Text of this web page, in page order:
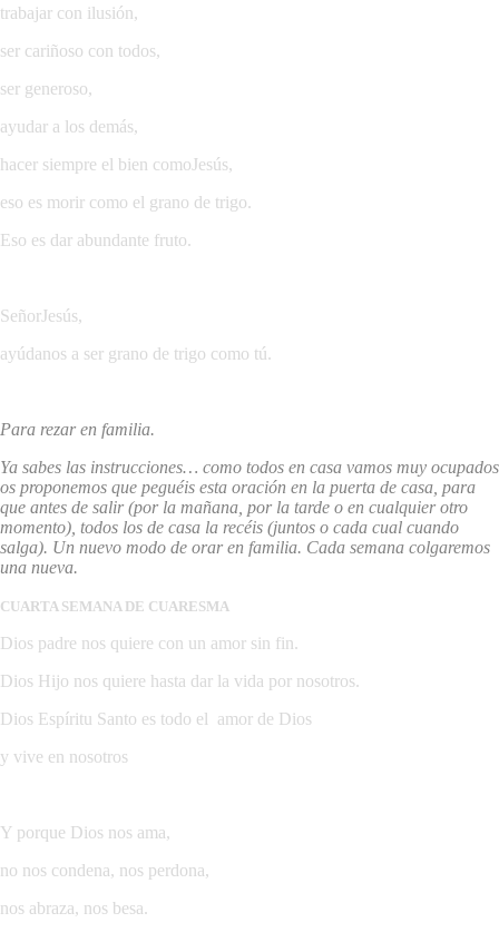
trabajar con ilusión,
ser cariñoso con todos,
ser generoso,
ayudar a los demás,
hacer siempre el bien comoJesús,
eso es morir como el grano de trigo.
Eso es dar abundante fruto.
SeñorJesús,
ayúdanos a ser grano de trigo como tú.
Para rezar en familia.
Ya sabes las instrucciones… como todos en casa vamos muy ocupados
os proponemos que peguéis esta oración en la puerta de casa, para
que antes de salir (por la mañana, por la tarde o en cualquier otro
momento), todos los de casa la recéis (juntos o cada cual cuando
salga). Un nuevo modo de orar en familia. Cada semana colgaremos
una nueva.
CUARTA SEMANA DE CUARESMA
Dios padre nos quiere con un amor sin fin.
Dios Hijo nos quiere hasta dar la vida por nosotros.
Dios Espíritu Santo es todo el amor de Dios
y vive en nosotros
Y porque Dios nos ama,
no nos condena, nos perdona,
nos abraza, nos besa.